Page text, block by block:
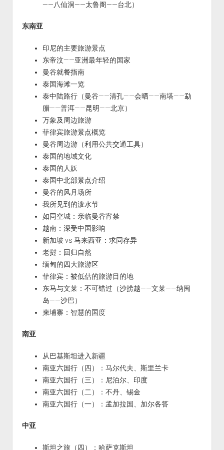
——八仙洞——太鲁阁——台北）
东南亚
印尼的主要旅游景点
东帝汶——亚洲最年轻的国家
曼谷就餐指南
泰国海滩一览
泰中陆路行（曼谷——清孔——会晒——南塔——勐
腊——普洱——昆明——北京）
万象及周边旅游
菲律宾旅游景点概览
曼谷周边游（利用公共交通工具）
泰国的地域文化
泰国的人妖
泰国中北部景点介绍
曼谷的风月场所
我所见到的泼水节
如同空城：亲临曼谷宵禁
越南：深受中国影响
新加坡 vs 马来西亚：求同存异
老挝：回归自然
缅甸的四大旅游区
菲律宾：被低估的旅游目的地
东马与文莱：不可错过（沙捞越——文莱——纳闽
岛——沙巴）
柬埔寨：智慧的国度
南亚
从巴基斯坦进入新疆
南亚六国行（四）：马尔代夫、斯里兰卡
南亚六国行（三）：尼泊尔、印度
南亚六国行（二）：不丹、锡金
南亚六国行（一）：孟加拉国、加尔各答
中亚
斯坦之旅（四）：哈萨克斯坦